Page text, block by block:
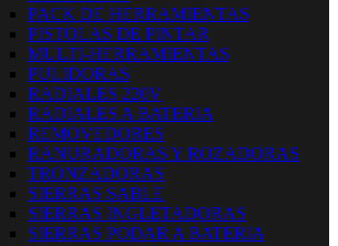
PACK DE HERRAMIENTAS
PISTOLAS DE PINTAR
MULTI-HERRAMIENTAS
PULIDORAS
RADIALES 220V
RADIALES A BATERIA
REMOVEDORES
RANURADORAS Y ROZADORAS
TRONZADORAS
SIERRAS SABLE
SIERRAS INGLETADORAS
SIERRAS PODAR A BATERIA